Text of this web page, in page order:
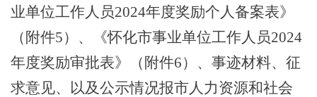
业单位工作人员2024年度奖励个人备案表》
（附件5）、《怀化市事业单位工作人员2024
年度奖励审批表》（附件6）、事迹材料、征
求意见、以及公示情况报市人力资源和社会